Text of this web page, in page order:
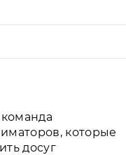
которые
досуг